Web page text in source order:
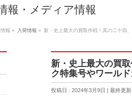
報・メディア情報
報 » 入荷情報 » 新・史上最大の買取作戦！其の二十四
新・史上最大の買
ク特集号やワール
投稿日 : 2024年3月9日 最終更